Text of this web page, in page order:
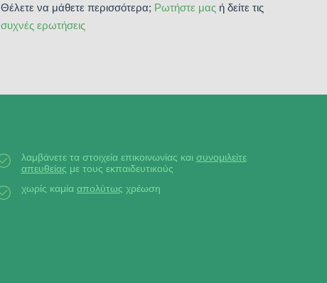
Θέλετε να μάθετε περισσότερα; Ρωτήστε μας ή δείτε τις
συχνές ερωτήσεις
λαμβάνετε τα στοιχεία επικοινωνίας και συνομιλείτε
απευθείας με τους εκπαιδευτικούς
χωρίς καμία απολύτως χρέωση